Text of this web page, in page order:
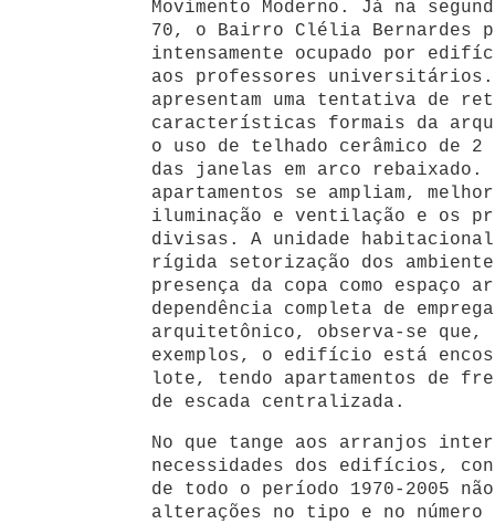
Movimento Moderno. Já na
70, o Bairro Clélia Bernardes
intensamente ocupado por
aos professores
apresentam uma tentativa de
características formais da
o uso de telhado cerâmico de 2
das janelas em arco rebaixado.
apartamentos se ampliam,
iluminação e ventilação e os
divisas. A unidade habitacional
rígida setorização dos
presença da copa como espaço
dependência completa de
arquitetônico, observa-se que,
exemplos, o edifício está
lote, tendo apartamentos de
de escada centralizada.
No que tange aos arranjos
necessidades dos edifícios,
de todo o período 1970-2005
alterações no tipo e no número